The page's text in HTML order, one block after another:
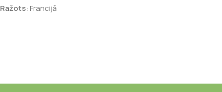
Ražots:Francijā